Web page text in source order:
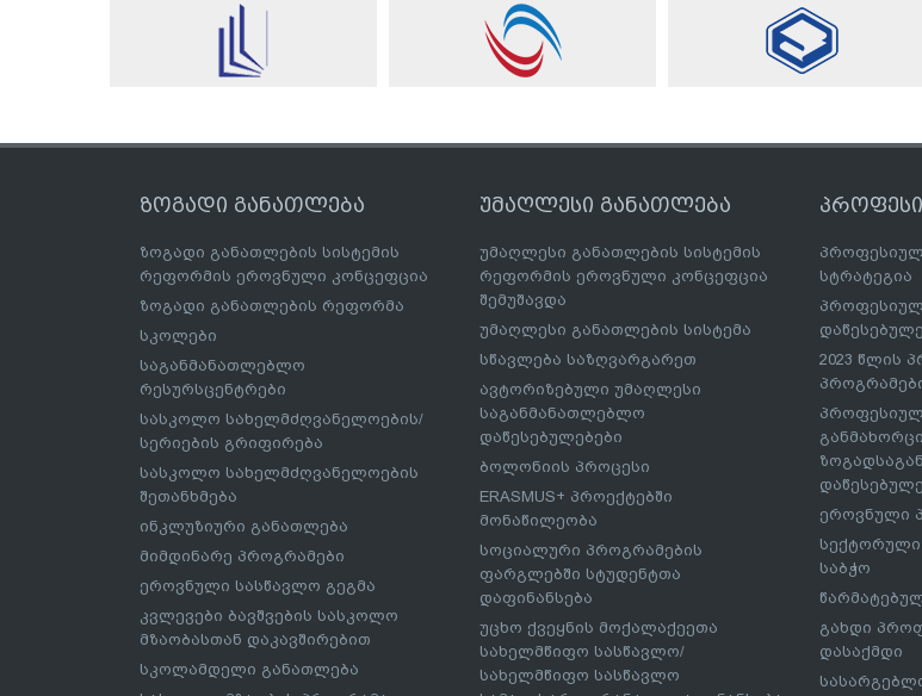
ზოგადი განათლება
ზოგადი განათლების სისტემის
რეფორმის ეროვნული კონცეფცია
ზოგადი განათლების რეფორმა
სკოლები
საგანმანათლებლო
რესურსცენტრები
სასკოლო სახელმძღვანელოების/
სერიების გრიფირება
სასკოლო სახელმძღვანელოების
შეთანხმება
ინკლუზიური განათლება
მიმდინარე პროგრამები
ეროვნული სასწავლო გეგმა
კვლევები ბავშვების სასკოლო
მზაობასთან დაკავშირებით
სკოლამდელი განათლება
უმაღლესი განათლება
უმაღლესი განათლების სისტემის
რეფორმის ეროვნული კონცეფცია
შემუშავდა
უმაღლესი განათლების სისტემა
სწავლება საზღვარგარეთ
ავტორიზებული უმაღლესი
საგანმანათლებლო
დაწესებულებები
ბოლონიის პროცესი
ERASMUS+ პროექტებში
მონაწილეობა
სოციალური პროგრამების
ფარგლებში სტუდენტთა
დაფინანსება
უცხო ქვეყნის მოქალაქეეთა
სახელმწიფო სასწავლო/
სახელმწიფო სასწავლო
სტრატეგია
2023 წლის
ეროვნული
საბჭო
გახდი
დასაქმდი